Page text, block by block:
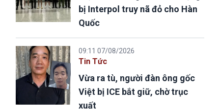
bị Interpol truy nã đỏ cho Hàn
Quốc
09:11 07/08/2026
Tin Tức
Vừa ra tù, người đàn ông gốc
Việt bị ICE bắt giữ, chờ trục
xuất